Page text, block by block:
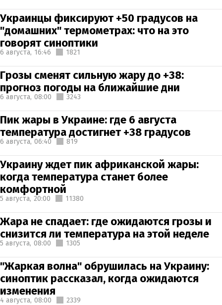
Украинцы фиксируют +50 градусов на
"домашних" термометрах: что на это
говорят синоптики
6 августа, 16:46 1821
Грозы сменят сильную жару до +38:
прогноз погоды на ближайшие дни
6 августа, 08:00 3243
Пик жары в Украине: где 6 августа
температура достигнет +38 градусов
6 августа, 06:40 819
Украину ждет пик африканской жары:
когда температура станет более
комфортной
5 августа, 20:00 11380
Жара не спадает: где ожидаются грозы и
снизится ли температура на этой неделе
5 августа, 08:00 1305
"Жаркая волна" обрушилась на Украину:
синоптик рассказал, когда ожидаются
изменения
4 августа, 08:00 2339